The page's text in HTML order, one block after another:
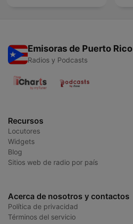
Emisoras de Puerto Rico
Radios y Podcasts
Recursos
Locutores
Widgets
Blog
Sitios web de radio por país
Acerca de nosotros y contactos
Política de privacidad
Términos del servicio